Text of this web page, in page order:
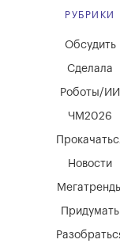
РУБРИКИ
Придумать
Новости
Обсудить
Сделала
Роботы/ИИ
ЧМ2026